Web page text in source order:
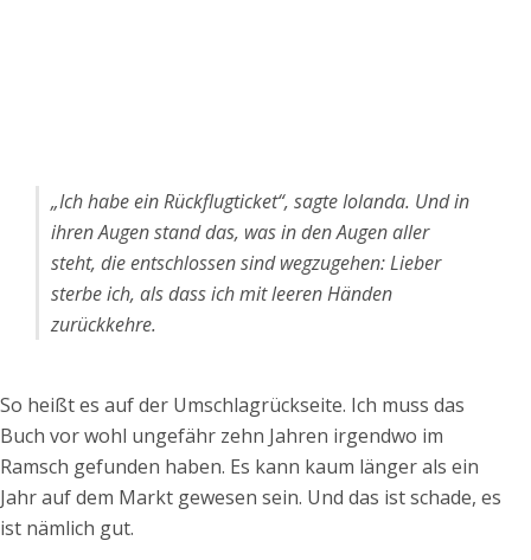
„Ich habe ein Rückflugticket“, sagte Iolanda. Und in
ihren Augen stand das, was in den Augen aller
steht, die entschlossen sind wegzugehen: Lieber
sterbe ich, als dass ich mit leeren Händen
zurückkehre.
So heißt es auf der Umschlagrückseite. Ich muss das
Buch vor wohl ungefähr zehn Jahren irgendwo im
Ramsch gefunden haben. Es kann kaum länger als ein
Jahr auf dem Markt gewesen sein. Und das ist schade, es
ist nämlich gut.